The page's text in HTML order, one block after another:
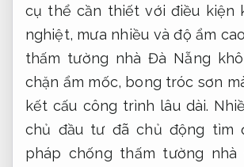
cụ thể cần thiết với điều kiện
nghiệt, mưa nhiều và độ ẩm
thấm tường nhà Đà Nẵng
chặn ẩm mốc, bong tróc sơn
kết cấu công trình lâu dài.
chủ đầu tư đã chủ động tìm
pháp chống thấm tường